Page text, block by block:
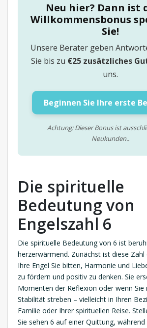
Neu hier? Dann ist
Willkommensbonus
Sie!
Unsere Berater geben
Sie bis zu €25 zusätzliches
uns.
Beginnen Sie Ihre erste
Achtung: Dieser Bonus ist
Neukunden..
Die spirituelle
Bedeutung von
Engelszahl 6
Die spirituelle Bedeutung von 6 ist
herzerwärmend. Zunächst ist diese Zahl
Ihre Engel Sie bitten, Harmonie und
zu fördern und positiv zu denken. Sie
Momenten der Reflexion oder wenn
Stabilität streben – vielleicht in Ihren
Familie oder Ihrer spirituellen Reise.
Sie sehen 6 auf einer Quittung, während